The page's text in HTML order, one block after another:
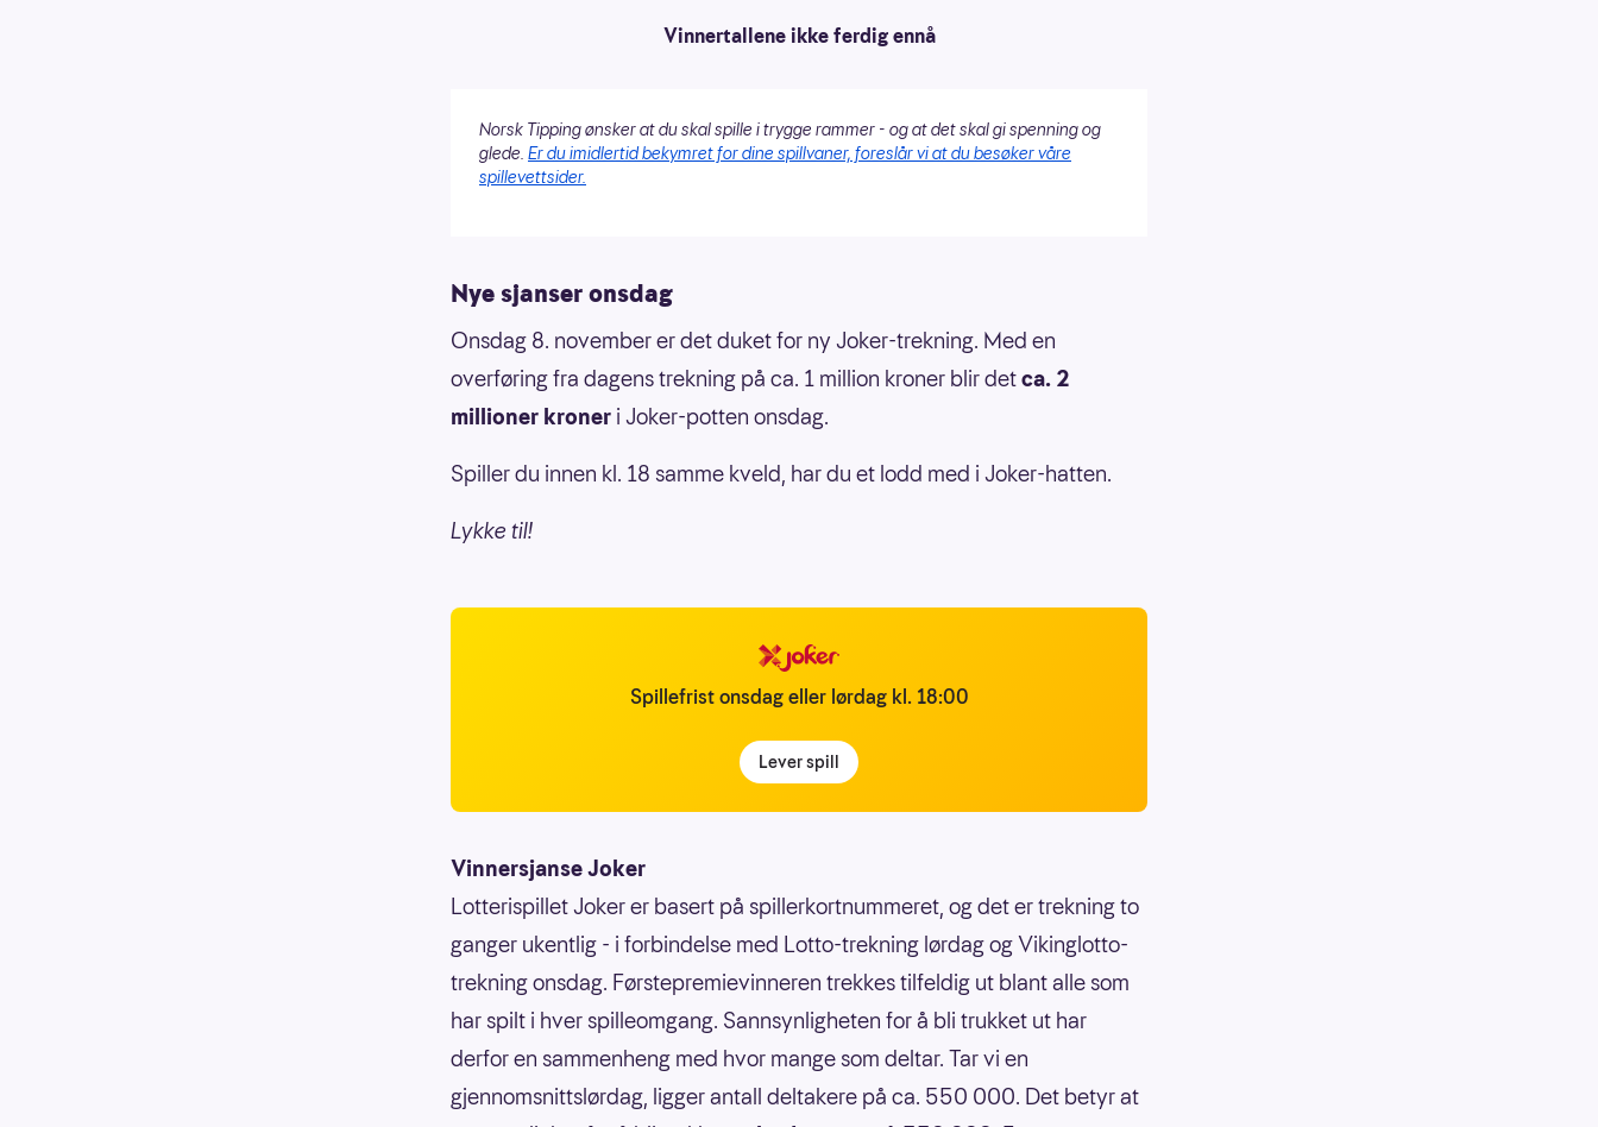
Vinnertallene ikke ferdig ennå
Norsk Tipping ønsker at du skal spille i trygge rammer - og at det skal gi spenning og
glede. Er du imidlertid bekymret for dine spillvaner, foreslår vi at du besøker våre
spillevettsider.
Nye sjanser onsdag
Onsdag 8. november er det duket for ny Joker-trekning. Med en
overføring fra dagens trekning på ca. 1 million kroner blir detca. 2
millioner kroner i Joker-potten onsdag.
Spiller du innen kl. 18 samme kveld, har du et lodd med i Joker-hatten.
Lykke til!
Spillefrist onsdag eller lørdag kl. 18:00
Lever spill
Vinnersjanse Joker
Lotterispillet Joker er basert på spillerkortnummeret, og det er trekning to
ganger ukentlig - i forbindelse med Lotto-trekning lørdag og Vikinglotto-
trekning onsdag. Førstepremievinneren trekkes tilfeldig ut blant alle som
har spilt i hver spilleomgang. Sannsynligheten for å bli trukket ut har
derfor en sammenheng med hvor mange som deltar. Tar vi en
gjennomsnittslørdag, ligger antall deltakere på ca. 550 000. Det betyr at